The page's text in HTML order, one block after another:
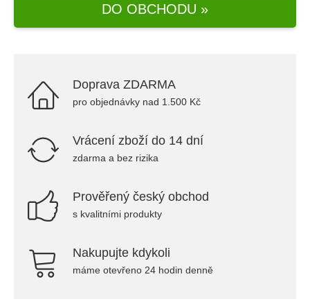
DO OBCHODU »
Doprava ZDARMA
pro objednávky nad 1.500 Kč
Vrácení zboží do 14 dní
zdarma a bez rizika
Prověřený český obchod
s kvalitními produkty
Nakupujte kdykoli
máme otevřeno 24 hodin denně